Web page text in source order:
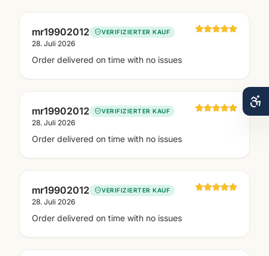
mr19902012 VERIFIZIERTER KAUF
28. Juli 2026
Order delivered on time with no issues
mr19902012 VERIFIZIERTER KAUF
28. Juli 2026
Order delivered on time with no issues
mr19902012 VERIFIZIERTER KAUF
28. Juli 2026
Order delivered on time with no issues